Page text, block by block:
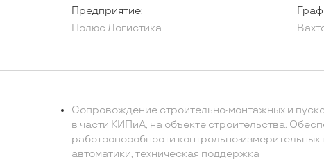
Предприятие:
Полюс Логистика
Сопровождение строительно-монтажных и
в части КИПиА, на объекте строительства.
работоспособности контрольно-измерительных
автоматики, техническая поддержка